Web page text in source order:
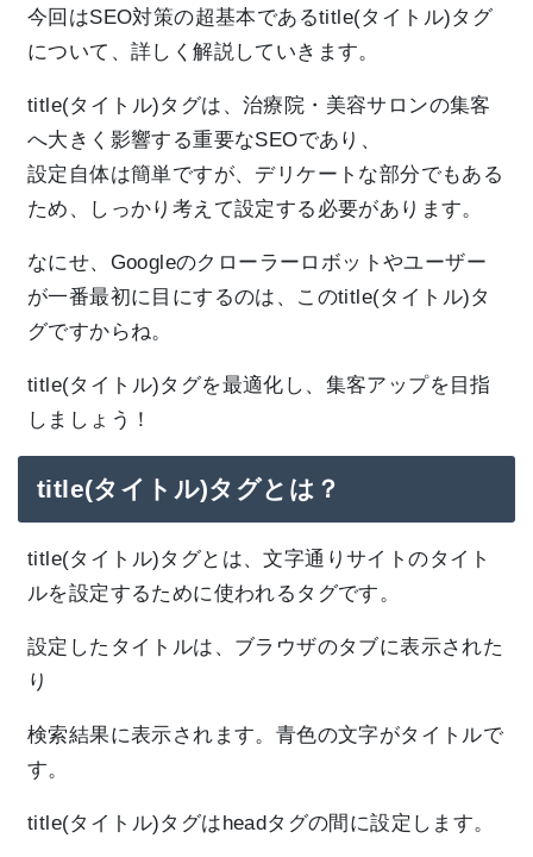
今回はSEO対策の超基本であるtitle(タイトル)タグ
について、詳しく解説していきます。
title(タイトル)タグは、治療院・美容サロンの集客
へ大きく影響する重要なSEOであり、
設定自体は簡単ですが、デリケートな部分でもある
ため、しっかり考えて設定する必要があります。
なにせ、Googleのクローラーロボットやユーザー
が一番最初に目にするのは、このtitle(タイトル)タ
グですからね。
title(タイトル)タグを最適化し、集客アップを目指
しましょう！
title(タイトル)タグとは？
title(タイトル)タグとは、文字通りサイトのタイト
ルを設定するために使われるタグです。
設定したタイトルは、ブラウザのタブに表示された
り
検索結果に表示されます。青色の文字がタイトルで
す。
title(タイトル)タグはheadタグの間に設定します。